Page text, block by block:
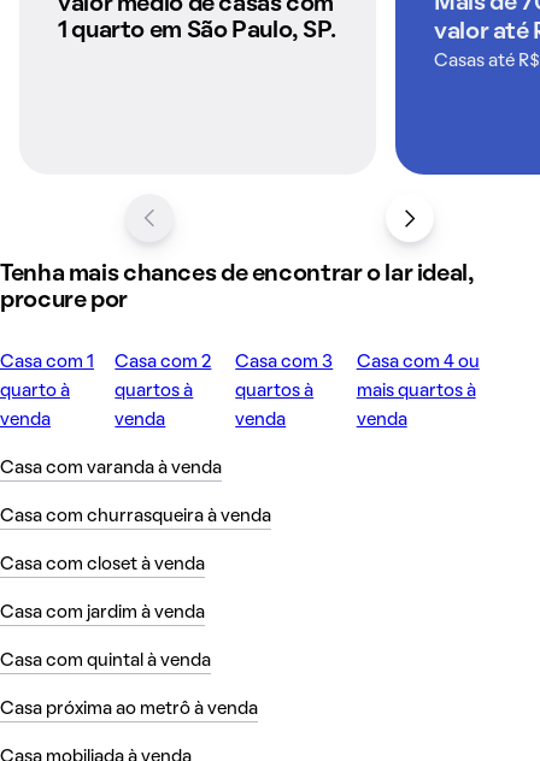
valor médio de casas com
1 quarto em São Paulo, SP.
valor até
Casas até
Tenha mais chances de encontrar o lar ideal,
procure por
Casa com 1
quarto à
venda
Casa com 2
quartos à
venda
Casa com 3
quartos à
venda
Casa com 4 ou
mais quartos à
venda
Casa com varanda à venda
Casa com churrasqueira à venda
Casa com closet à venda
Casa com jardim à venda
Casa com quintal à venda
Casa próxima ao metrô à venda
Casa mobiliada à venda